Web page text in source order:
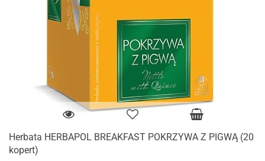
Herbata HERBAPOL BREAKFAST POKRZYWA Z PIGWĄ (20
kopert)